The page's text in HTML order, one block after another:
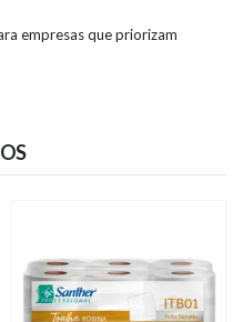
empresas que priorizam